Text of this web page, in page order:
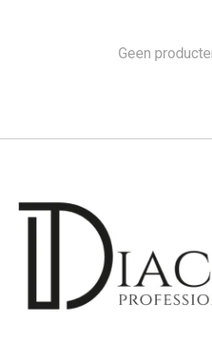
Geen